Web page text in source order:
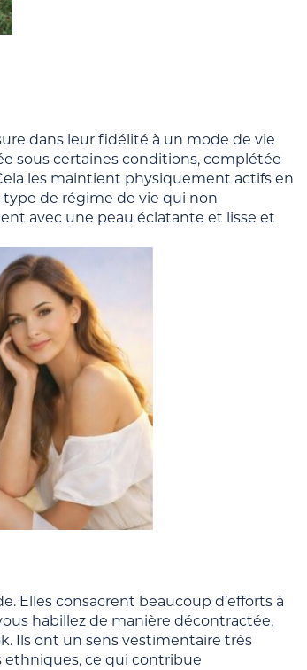
dans leur fidélité à un mode de vie
sous certaines conditions, complétée
les maintient physiquement actifs en
type de régime de vie qui non
avec une peau éclatante et lisse et
Elles consacrent beaucoup d’efforts à
habillez de manière décontractée,
Ils ont un sens vestimentaire très
ethniques, ce qui contribue